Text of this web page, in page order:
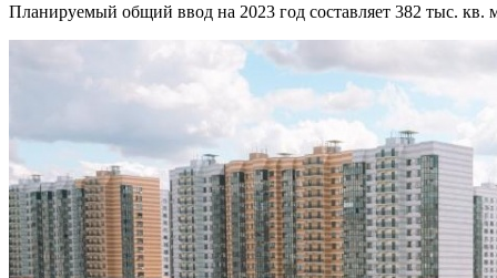
Планируемый общий ввод на 2023 год составляет 382 тыс. кв.